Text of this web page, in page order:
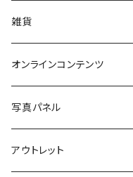
美術
POLEWARDS
Tシャツ
雑貨
バッグ
ブックカバー
マグカップ
オンラインコンテンツ
冒険クロストーク
写真パネル
アウトレット